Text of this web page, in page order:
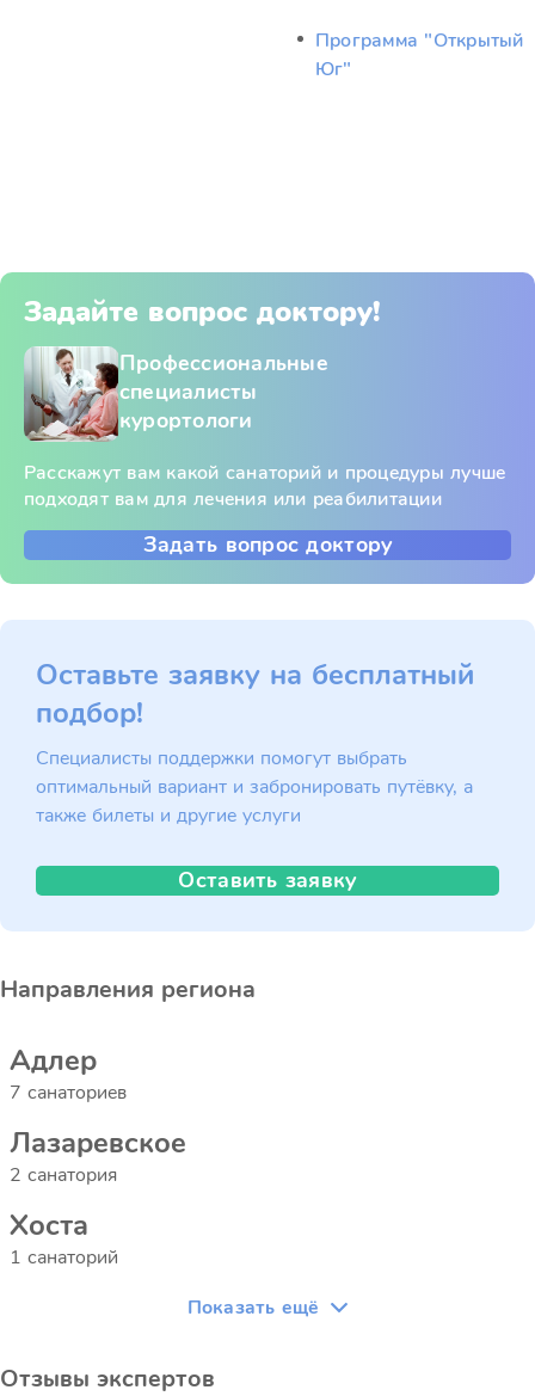
Программа "Открытый
Юг"
Задайте вопрос доктору!
Профессиональные
специалисты
курортологи
Расскажут вам какой санаторий и процедуры лучше
подходят вам для лечения или реабилитации
Задать вопрос доктору
Оставьте заявку на бесплатный
подбор!
Специалисты поддержки помогут выбрать
оптимальный вариант и забронировать путёвку, а
также билеты и другие услуги
Оставить заявку
Направления региона
Адлер
7 санаториев
Лазаревское
2 санатория
Хоста
1 санаторий
Показать ещё
Отзывы экспертов